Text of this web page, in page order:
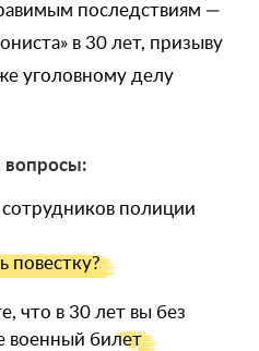
последствиям —
в 30 лет, призыву
уголовному делу
вопросы:
полиции
повестку?
что в 30 лет вы без
военный билет